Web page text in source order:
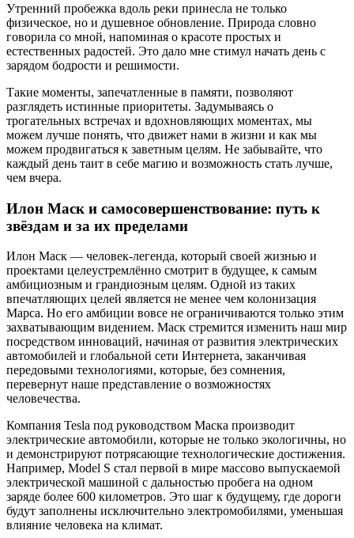
Утренний пробежка вдоль реки принесла не только
физическое, но и душевное обновление. Природа словно
говорила со мной, напоминая о красоте простых и
естественных радостей. Это дало мне стимул начать день с
зарядом бодрости и решимости.
Такие моменты, запечатленные в памяти, позволяют
разглядеть истинные приоритеты. Задумываясь о
трогательных встречах и вдохновляющих моментах, мы
можем лучше понять, что движет нами в жизни и как мы
можем продвигаться к заветным целям. Не забывайте, что
каждый день таит в себе магию и возможность стать лучше,
чем вчера.
Илон Маск и самосовершенствование: путь к
звёздам и за их пределами
Илон Маск — человек-легенда, который своей жизнью и
проектами целеустремлённо смотрит в будущее, к самым
амбициозным и грандиозным целям. Одной из таких
впечатляющих целей является не менее чем колонизация
Марса. Но его амбиции вовсе не ограничиваются только этим
захватывающим видением. Маск стремится изменить наш мир
посредством инноваций, начиная от развития электрических
автомобилей и глобальной сети Интернета, заканчивая
передовыми технологиями, которые, без сомнения,
перевернут наше представление о возможностях
человечества.
Компания Tesla под руководством Маска производит
электрические автомобили, которые не только экологичны, но
и демонстрируют потрясающие технологические достижения.
Например, Model S стал первой в мире массово выпускаемой
электрической машиной с дальностью пробега на одном
заряде более 600 километров. Это шаг к будущему, где дороги
будут заполнены исключительно электромобилями, уменьшая
влияние человека на климат.